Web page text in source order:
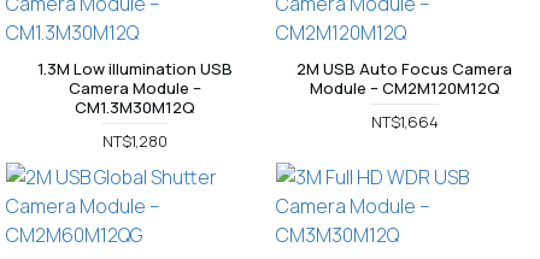
1.3M Low illumination USB
Camera Module –
CM1.3M30M12Q
NT$1,280
2M USB Auto Focus Camera
Module – CM2M120M12Q
NT$1,664